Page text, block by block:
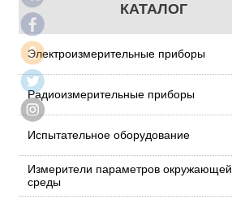
КАТАЛОГ
Электроизмерительные приборы
Радиоизмерительные приборы
Испытательное оборудование
Измерители параметров окружающей
среды